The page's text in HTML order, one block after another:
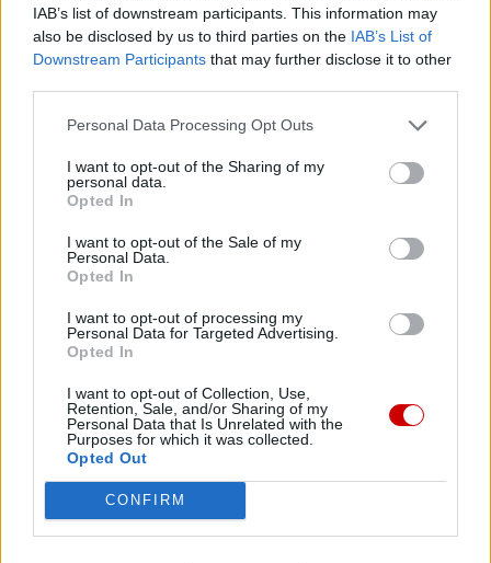
IAB’s list of downstream participants. This information may
also be disclosed by us to third parties on the IAB’s List of
Downstream Participants that may further disclose it to other
Personal Data Processing Opt Outs
I want to opt-out of the Sharing of my
personal data.
Opted In
I want to opt-out of the Sale of my
Personal Data.
Opted In
I want to opt-out of processing my
Personal Data for Targeted Advertising.
Opted In
I want to opt-out of Collection, Use,
Retention, Sale, and/or Sharing of my
Personal Data that Is Unrelated with the
Purposes for which it was collected.
Opted Out
CONFIRM
lub niesprawiedliwość, Bóg jest obecny i zna wasze
twarze, jest wam bardzo bliski. Ewangelia przypomina
nam, że Jezus darzył dzieci takie jak wy szczególną
życzliwością i stawiał je pośrodku. Wiedzcie, że On patrzy
dziś na każde z was z tym samym uczuciem.
Chciałbym również z wdzięcznością pozdrowić
wszystkich, którzy opiekują się tymi dziećmi:
kierownictwo, wychowawców, personel, wolontariuszy i –
oczywiście – siostry zakonne. Wasze wierne
zaangażowanie jest pięknym świadectwem miłości.
Opiekując się tymi dziećmi, kosztujecie już radości
obiecanej przez Pana tym, którzy służą najmniejszym
miłosierdzia. Poprzez nie i poprzez wasze poświęcenie
dajecie znacznie więcej niż tylko wsparcie materialne:
ofiarujecie tym dzieciom obecność, wysłuchanie, rodzinę
i przyszłość. Dzięki wam uwidacznia się czułość Boga,
czułość wierna, która nie zawodzi w próbach i nigdy nie
rozczarowuje. Dziękuję wam za wszystko to, czym się